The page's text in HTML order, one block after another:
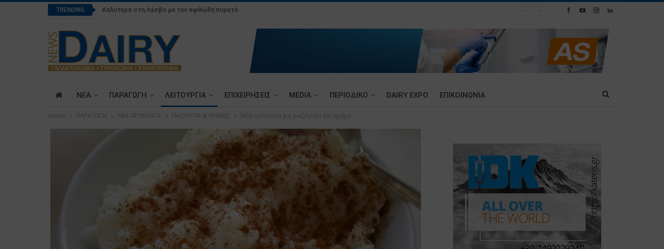
TRENDING Καλύτερα στη Λέσβο με τον αφθώδη πυρετό
ΝΕΑ ΠΑΡΑΓΩΓΗ ΛΕΙΤΟΥΡΓΙΑ ΕΠΙΧΕΙΡΗΣΕΙΣ MEDIA ΠΕΡΙΟΔΙΚΟ DAIRY EXPO ΕΠΙΚΟΙΝΩΝΙΑ
Home ΠΑΡΑΓΩΓΗ ΝΕΑ ΠΡΟΙΟΝΤΑ ΓΙΑΟΥΡΤΙΑ & ΚΡΕΜΕΣ Νέα πρότυπα για ρυζόγαλο και κρέμα